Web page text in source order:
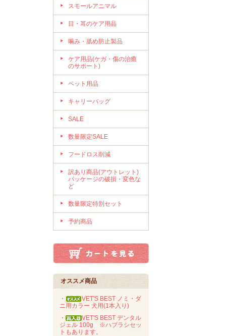
スモールアニマル
目・耳のケア用品
噛み・舐め防止製品
ケア用品(ケガ・傷の治癒
のサポート)
ペット用品
キャリーバッグ
SALE
数量限定SALE
フードロス削減
訳あり商品(アウトレット)
パッケージの破損・変色な
ど
数量限定特別セット
予約商品
オススメ商品
・
VET'S BEST ノミ・ダ
ニ用カラー 犬用(1本入り)
・
VET'S BEST デンタル
ジェル 100g ※ハブラシセッ
トもあります。